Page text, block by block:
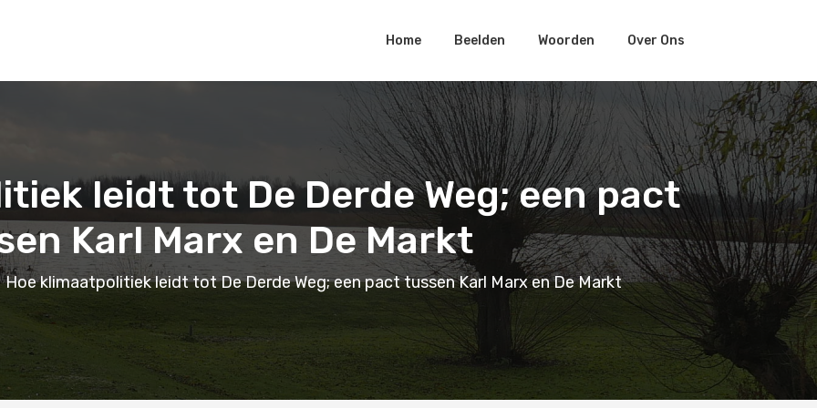
Home Beelden Woorden Over Ons
leidt tot De Derde Weg; een pact
Karl Marx en De Markt
Hoe klimaatpolitiek leidt tot De Derde Weg; een pact tussen Karl Marx en De Markt